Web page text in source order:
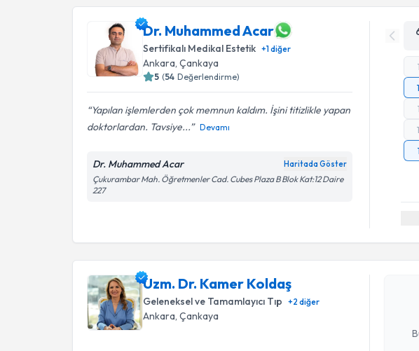
Dr. Muhammed Acar
Sertifikalı Medikal Estetik +1diğer
Ankara,Çankaya
5 (54 Değerlendirme)
Yapılan işlemlerden çok memnun kaldım. İşini titizlikle yapan
doktorlardan. Tavsiye...
Devamı
Dr. Muhammed Acar Haritada Göster
Çukurambar Mah. Öğretmenler Cad. Cubes Plaza B Blok Kat:12 Daire
227
Uzm. Dr. Kamer Koldaş
Geleneksel ve Tamamlayıcı Tıp +2 diğer
Ankara ,Çankaya
Uzm. Dr.
Size bu